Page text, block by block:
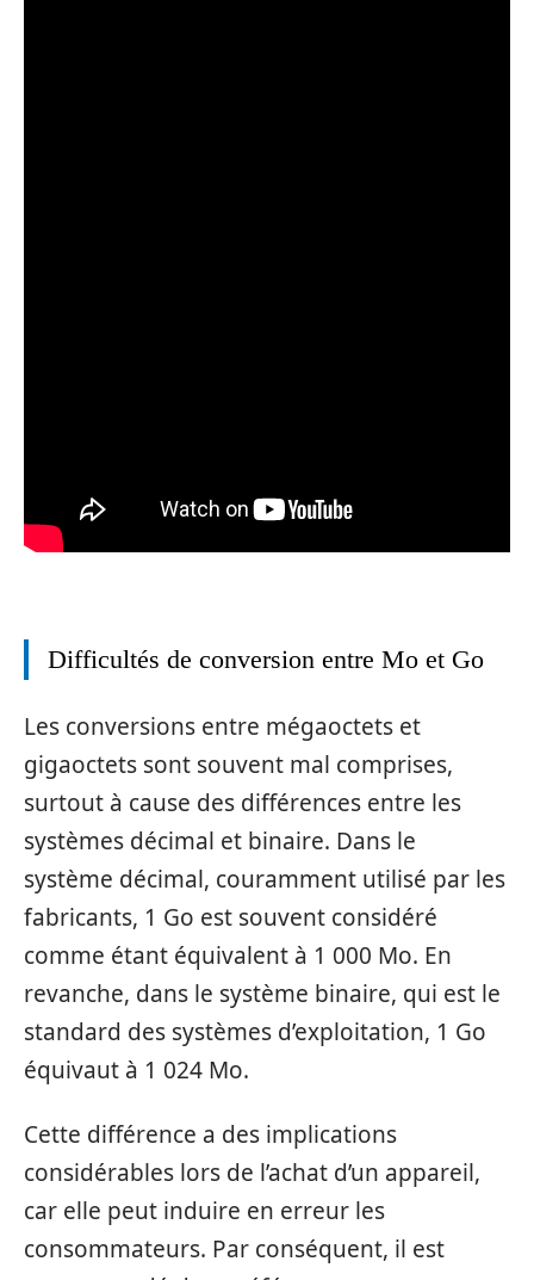
Difficultés de conversion entre Mo et Go
Les conversions entre mégaoctets et
gigaoctets sont souvent mal comprises,
surtout à cause des différences entre les
systèmes décimal et binaire. Dans le
système décimal, couramment utilisé par les
fabricants, 1 Go est souvent considéré
comme étant équivalent à 1 000 Mo. En
revanche, dans le système binaire, qui est le
standard des systèmes d’exploitation, 1 Go
équivaut à 1 024 Mo.
Cette différence a des implications
considérables lors de l’achat d’un appareil,
car elle peut induire en erreur les
consommateurs. Par conséquent, il est